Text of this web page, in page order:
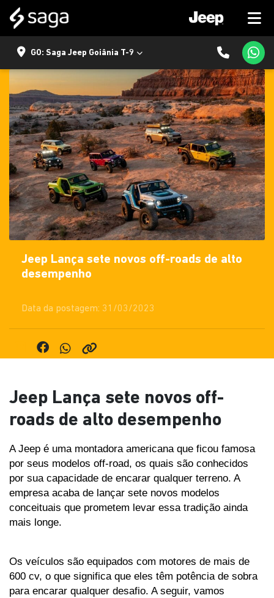
GO: Saga Jeep Goiânia T-9
Jeep Lança sete novos off-roads de alto
desempenho
Data da postagem: 31/03/2023
Jeep Lança sete novos off-
roads de alto desempenho
A Jeep é uma montadora americana que ficou famosa
por seus modelos off-road, os quais são conhecidos
por sua capacidade de encarar qualquer terreno. A
empresa acaba de lançar sete novos modelos
conceituais que prometem levar essa tradição ainda
mais longe.
Os veículos são equipados com motores de mais de
600 cv, o que significa que eles têm potência de sobra
para encarar qualquer desafio. A seguir, vamos